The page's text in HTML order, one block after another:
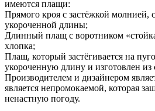
имеются плащи:
Прямого кроя с застёжкой
укороченной длины;
Длинный плащ с воротником
хлопка;
Плащ, который застёгивается на
укороченную длину и изготовлен
Производителем и дизайнером
является непромокаемой, которая
ненастную погоду.